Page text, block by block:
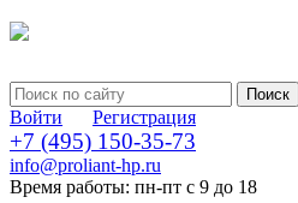
Войти Регистрация
+7 (495) 150-35-73
info@proliant-hp.ru
Время работы: пн-пт с 9 до 18